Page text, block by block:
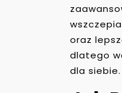
oraz
dlatego
dla siebie.